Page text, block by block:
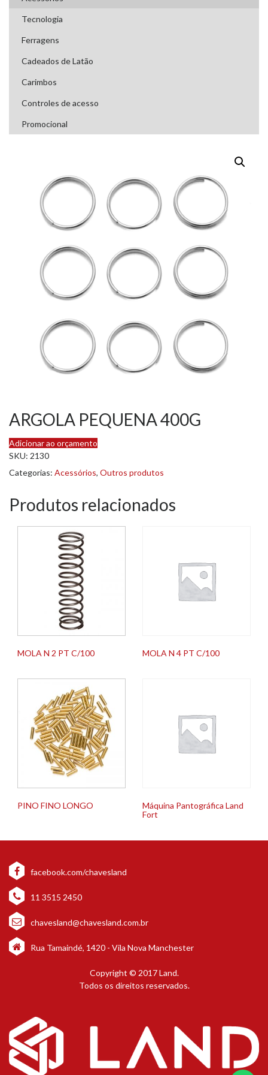
Tecnologia
Ferragens
Cadeados de Latão
Carimbos
Controles de acesso
Promocional
ARGOLA PEQUENA 400G
Adicionar ao orçamento
SKU: 2130
Categorias: Acessórios, Outros produtos
Produtos relacionados
MOLA N 2 PT C/100 MOLA N 4 PT C/100
PINO FINO LONGO
Máquina Pantográfica Land
Fort
facebook.com/chavesland
11 3515 2450
chavesland@chavesland.com.br
Rua Tamaindé, 1420 - Vila Nova Manchester
Copyright © 2017 Land.
Todos os direitos reservados.